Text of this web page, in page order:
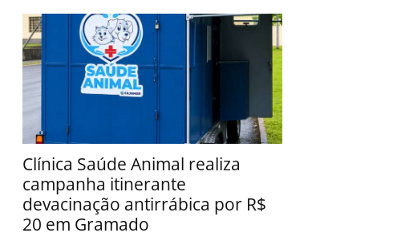
Clínica Saúde Animal realiza
campanha itinerante
devacinação antirrábica por R$
20 em Gramado